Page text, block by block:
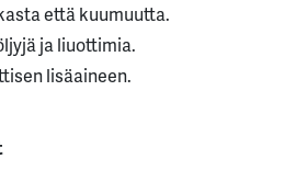
että kuumuutta.
ja liuottimia.
lisäaineen.